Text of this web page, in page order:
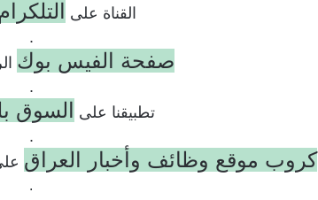
القناة على
التلكرام
.
صفحة الفيس بوك
.
تطبيقنا على
السوق
.
كروب موقع وظائف وأخبار العراق
.